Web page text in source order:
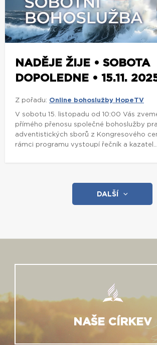
NADĚJE ŽIJE • SOBOTA
DOPOLEDNE • 15.11.
Z pořadu: Online bohoslužby HopeTV
V sobotu 15. listopadu od 10:00 Vás
přímého přenosu společné bohoslužby
adventistických sborů z Kongresového
rámci programu vystoupí řečník a kazatel...
DALŠÍ
NAŠE CÍRKEV